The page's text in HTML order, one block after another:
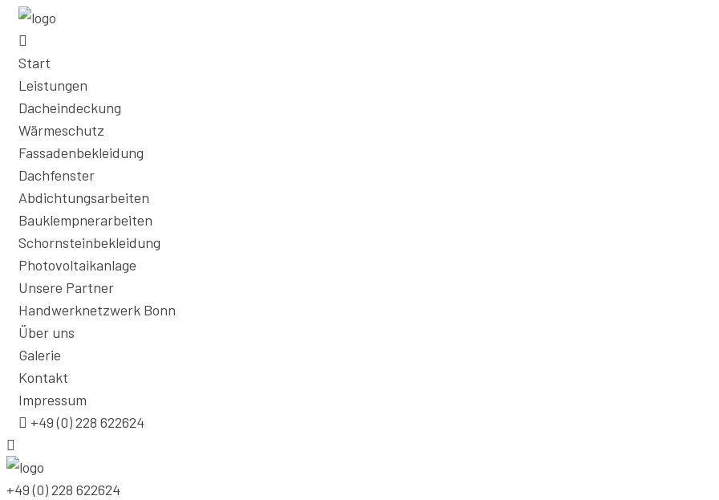
Start
Leistungen
Dacheindeckung
Wärmeschutz
Fassadenbekleidung
Dachfenster
Abdichtungsarbeiten
Bauklempnerarbeiten
Schornsteinbekleidung
Photovoltaikanlage
Unsere Partner
Handwerknetzwerk Bonn
Über uns
Galerie
Kontakt
Impressum
+49 (0) 228 622624
+49 (0) 228 622624